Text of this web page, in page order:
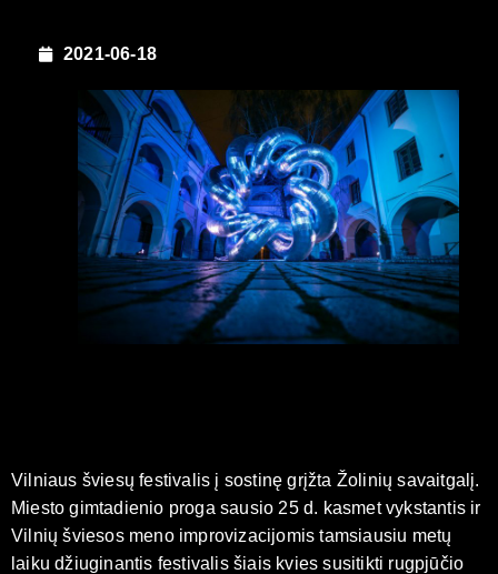
2021-06-18
Vilniaus šviesų festivalis į sostinę grįžta Žolinių savaitgalį.
Miesto gimtadienio proga sausio 25 d. kasmet vykstantis ir
Vilnių šviesos meno improvizacijomis tamsiausiu metų
laiku džiuginantis festivalis šiais kvies susitikti rugpjūčio